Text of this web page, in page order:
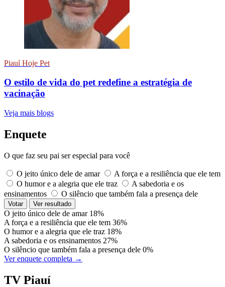
Piauí Hoje Pet
O estilo de vida do pet redefine a estratégia de
vacinação
Veja mais blogs
Enquete
O que faz seu pai ser especial para você
O jeito único dele de amar
A força e a resiliência que ele tem
O humor e a alegria que ele traz
A sabedoria e os
ensinamentos
O silêncio que também fala a presença dele
Votar Ver resultado
O jeito único dele de amar 18%
A força e a resiliência que ele tem 36%
O humor e a alegria que ele traz 18%
A sabedoria e os ensinamentos 27%
O silêncio que também fala a presença dele 0%
Ver enquete completa →
TV Piauí